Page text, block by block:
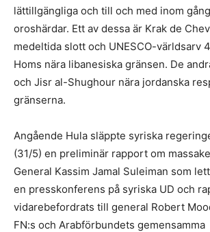
lättillgängliga och till och med inom
oroshärdar. Ett av dessa är Krak de
medeltida slott och UNESCO-världsarv
Homs nära libanesiska gränsen. De
och Jisr al-Shughour nära jordanska
gränserna.
Angående Hula släppte syriska
(31/5) en preliminär rapport om
General Kassim Jamal Suleiman som
en presskonferens på syriska UD och
vidarebefordrats till general Robert
FN:s och Arabförbundets gemensamma